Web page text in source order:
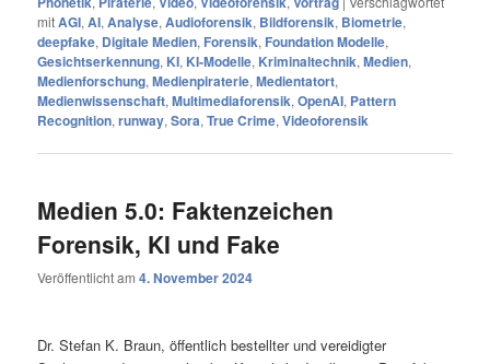
mitAGI,AI,Analyse,Audioforensik, Bildforensik, Biometrie,
deepfake, Digitale Medien, Forensik, Foundation Modelle,
Gesichtserkennung, KI, KI-Modelle, Kriminaltechnik,Medien,
Medienforschung,Medienpiraterie,Medientatort,
Medienwissenschaft,Multimediaforensik,OpenAI, Pattern
Recognition,runway,Sora,True Crime,Videoforensik
Medien 5.0: Faktenzeichen
Forensik, KI und Fake
Veröffentlicht am4. November 2024
Dr. Stefan K. Braun, öffentlich bestellter und vereidigter